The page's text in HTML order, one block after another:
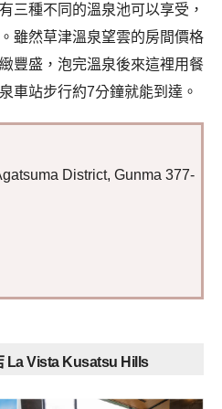
三種不同的溫泉池可以享受，
雖然草津溫泉望雲的房間價格
豐盛，泡完溫泉後來這裡用餐
車站步行約7分鐘就能到達。
District, Gunma 377-
La Vista Kusatsu Hills